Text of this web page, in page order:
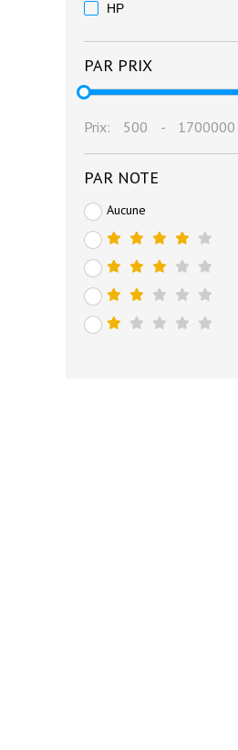
HP
PAR PRIX
Prix: 500 - 1700000
PAR NOTE
Aucune